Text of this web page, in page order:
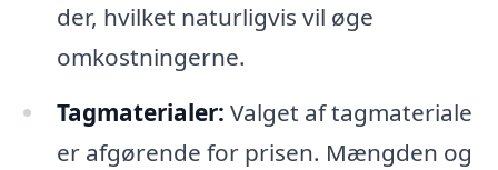
der, hvilket naturligvis vil øge
omkostningerne.
Tagmaterialer: Valget af tagmateriale
er afgørende for prisen. Mængden og